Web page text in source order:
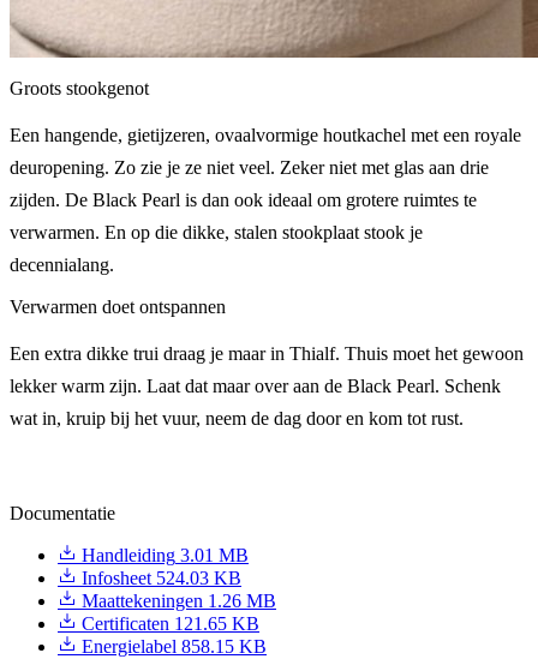
Groots stookgenot
Een hangende, gietijzeren, ovaalvormige houtkachel met een royale
deuropening. Zo zie je ze niet veel. Zeker niet met glas aan drie
zijden. De Black Pearl is dan ook ideaal om grotere ruimtes te
verwarmen. En op die dikke, stalen stookplaat stook je
decennialang.
Verwarmen doet ontspannen
Een extra dikke trui draag je maar in Thialf. Thuis moet het gewoon
lekker warm zijn. Laat dat maar over aan de Black Pearl. Schenk
wat in, kruip bij het vuur, neem de dag door en kom tot rust.
Documentatie
Handleiding 3.01 MB
Infosheet 524.03 KB
Maattekeningen 1.26 MB
Certificaten 121.65 KB
Energielabel 858.15 KB